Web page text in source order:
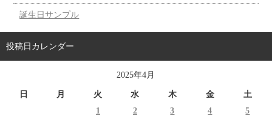
誕生日サンプル
投稿日カレンダー
2025年4月
日 月 火 水 木 金
土
1
2 3 4
5